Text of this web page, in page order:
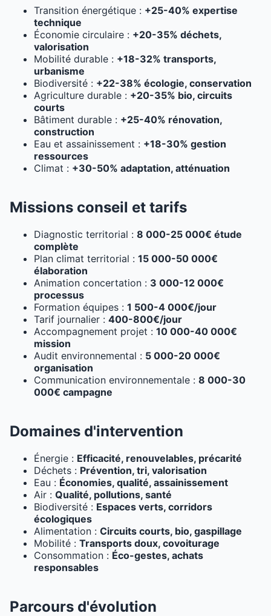
Transition énergétique : +25-40% expertise
technique
Économie circulaire : +20-35% déchets,
valorisation
Mobilité durable : +18-32% transports,
urbanisme
Biodiversité : +22-38% écologie, conservation
Agriculture durable : +20-35% bio, circuits
courts
Bâtiment durable : +25-40% rénovation,
construction
Eau et assainissement : +18-30% gestion
ressources
Climat : +30-50% adaptation, atténuation
Missions conseil et tarifs
Diagnostic territorial : 8 000-25 000€ étude
complète
Plan climat territorial : 15 000-50 000€
élaboration
Animation concertation : 3 000-12 000€
processus
Formation équipes : 1 500-4 000€/jour
Tarif journalier : 400-800€/jour
Accompagnement projet : 10 000-40 000€
mission
Audit environnemental : 5 000-20 000€
organisation
Communication environnementale : 8 000-30
000€ campagne
Domaines d'intervention
Énergie : Efficacité, renouvelables, précarité
Déchets : Prévention, tri, valorisation
Eau : Économies, qualité, assainissement
Air : Qualité, pollutions, santé
Biodiversité : Espaces verts, corridors
écologiques
Alimentation : Circuits courts, bio, gaspillage
Mobilité : Transports doux, covoiturage
Consommation : Éco-gestes, achats
responsables
Parcours d'évolution